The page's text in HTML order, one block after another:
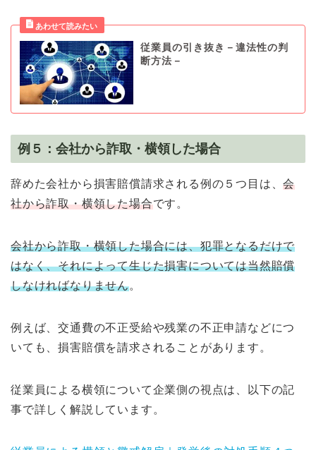
従業員の引き抜き－違法性の判
断方法－
例５：会社から詐取・横領した場合
辞めた会社から損害賠償請求される例の５つ目は、会
社から詐取・横領した場合です。
会社から詐取・横領した場合には、犯罪となるだけで
はなく、それによって生じた損害については当然賠償
しなければなりません。
例えば、交通費の不正受給や残業の不正申請などにつ
いても、損害賠償を請求されることがあります。
従業員による横領について企業側の視点は、以下の記
事で詳しく解説しています。